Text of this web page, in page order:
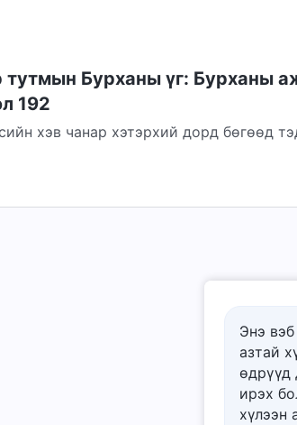
Бурханы үг: Бурханы
192
хэв чанар хэтэрхий дорд бөгөөд
Энэ
азтай
өдрүүд
ирэх
хүлээн